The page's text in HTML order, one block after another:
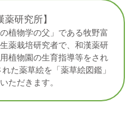
研究所】
植物学の父」である牧野富
薬栽培研究者で、和漢薬研
植物園の生育指導等をされ
た薬草絵を「薬草絵図鑑」
ただきます。